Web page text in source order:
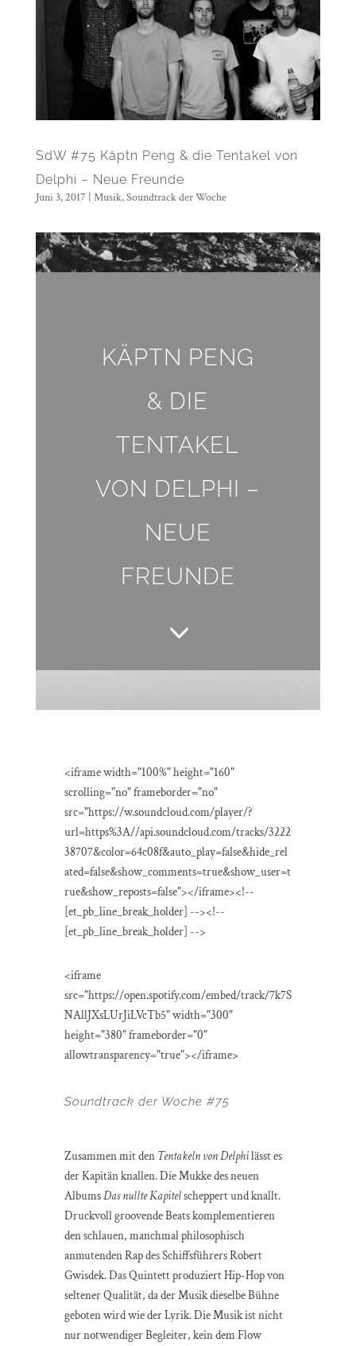
SdW #75 Käptn Peng & die Tentakel von
Delphi – Neue Freunde
Juni 3, 2017 Musik,Soundtrack der Woche
KÄPTN PENG
& DIE
TENTAKEL
VON DELPHI –
NEUE
FREUNDE
3
<iframe width="100%" height="160"
scrolling="no" frameborder="no"
src="https://w.soundcloud.com/player/?
url=https%3A//api.soundcloud.com/tracks/3222
38707&color=64c08f&auto_play=false&hide_rel
ated=false&show_comments=true&show_user=t
rue&show_reposts=false"></iframe><!--
[et_pb_line_break_holder] --><!--
[et_pb_line_break_holder] -->
<iframe
src="https://open.spotify.com/embed/track/7k7S
NAllJXsLUrJiLVcTb5" width="300"
height="380" frameborder="0"
allowtransparency="true"></iframe>
Soundtrack der Woche #75
Zusammen mit den Tentakeln von Delphilässt es
der Kapitän knallen. Die Mukke des neuen
AlbumsDas nullte Kapitelscheppert und knallt.
Druckvoll groovende Beats komplementieren
den schlauen, manchmal philosophisch
anmutenden Rap des Schiffsführers Robert
Gwisdek. Das Quintett produziert Hip-Hop von
seltener Qualität, da der Musik dieselbe Bühne
geboten wird wie der Lyrik. Die Musik ist nicht
nur notwendiger Begleiter, kein dem Flow